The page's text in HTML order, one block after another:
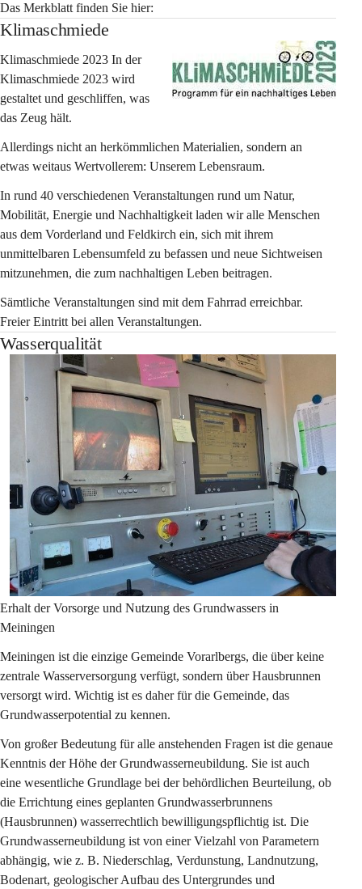
Das Merkblatt finden Sie hier:
Klimaschmiede
Klimaschmiede 2023 In der
Klimaschmiede 2023 wird
gestaltet und geschliffen, was
das Zeug hält.
Allerdings nicht an herkömmlichen Materialien, sondern an
etwas weitaus Wertvollerem: Unserem Lebensraum.
In rund 40 verschiedenen Veranstaltungen rund um Natur,
Mobilität, Energie und Nachhaltigkeit laden wir alle Menschen
aus dem Vorderland und Feldkirch ein, sich mit ihrem
unmittelbaren Lebensumfeld zu befassen und neue Sichtweisen
mitzunehmen, die zum nachhaltigen Leben beitragen.
Sämtliche Veranstaltungen sind mit dem Fahrrad erreichbar.
Freier Eintritt bei allen Veranstaltungen.
Wasserqualität
Erhalt der Vorsorge und Nutzung des Grundwassers in
Meiningen
Meiningen ist die einzige Gemeinde Vorarlbergs, die über keine
zentrale Wasserversorgung verfügt, sondern über Hausbrunnen
versorgt wird. Wichtig ist es daher für die Gemeinde, das
Grundwasserpotential zu kennen.
Von großer Bedeutung für alle anstehenden Fragen ist die genaue
Kenntnis der Höhe der Grundwasserneubildung. Sie ist auch
eine wesentliche Grundlage bei der behördlichen Beurteilung, ob
die Errichtung eines geplanten Grundwasserbrunnens
(Hausbrunnen) wasserrechtlich bewilligungspflichtig ist. Die
Grundwasserneubildung ist von einer Vielzahl von Parametern
abhängig, wie z. B. Niederschlag, Verdunstung, Landnutzung,
Bodenart, geologischer Aufbau des Untergrundes und